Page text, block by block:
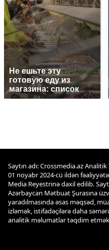
Не ешьте эту
готовую еду из
магазина: список
Saytın adı: Crossmedia.az
01 noyabr 2024-cü ildən
Media Reyestrinə daxil edilib.
Azərbaycan Mətbuat Şurasına
yaradılmasında əsas məqsəd,
izləmək, istifadəçilərə daha
analitik məlumatlar təqdim